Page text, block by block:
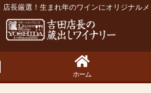
店長厳選！生まれ年のワインにオリジナル
ホーム